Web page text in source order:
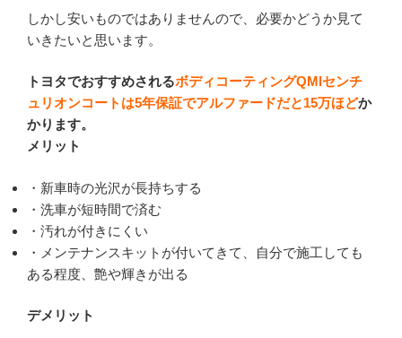
しかし安いものではありませんので、必要かどうか見て
いきたいと思います。
トヨタでおすすめされるボディコーティングQMIセンチ
ュリオンコートは5年保証でアルファードだと15万ほどか
かります。
メリット
・新車時の光沢が長持ちする
・洗車が短時間で済む
・汚れが付きにくい
・メンテナンスキットが付いてきて、自分で施工しても
ある程度、艶や輝きが出る
デメリット